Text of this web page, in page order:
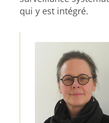
qui y est intégré.